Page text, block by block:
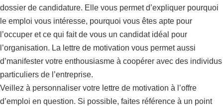
dossier de candidature. Elle vous permet d’expliquer pourquoi
le emploi vous intéresse, pourquoi vous êtes apte pour
l’occuper et ce qui fait de vous un candidat idéal pour
l’organisation. La lettre de motivation vous permet aussi
d’manifester votre enthousiasme à coopérer avec des individus
particuliers de l’entreprise.
Veillez à personnaliser votre lettre de motivation à l’offre
d’emploi en question. Si possible, faites référence à un point